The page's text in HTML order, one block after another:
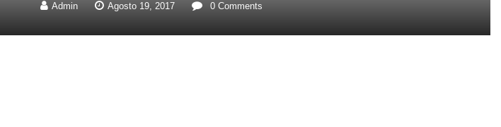
Admin Agosto 19, 2017 0 Comments